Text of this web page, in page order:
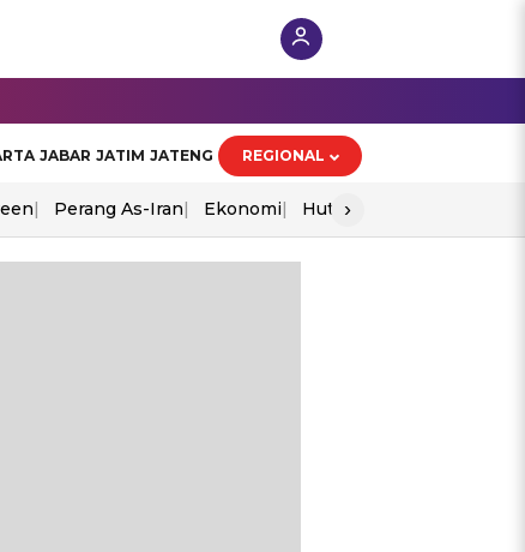
JABAR JATIM JATENG REGIONAL
Perang As-Iran Ekonomi Hut Ri
›